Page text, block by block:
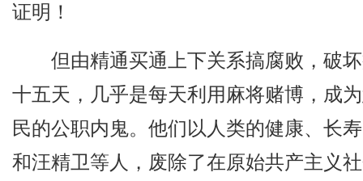
证明！
但由精通买通上下关系搞腐败，破
十五天，几乎是每天利用麻将赌博，成
民的公职内鬼。他们以人类的健康、长
和汪精卫等人，废除了在原始共产主义